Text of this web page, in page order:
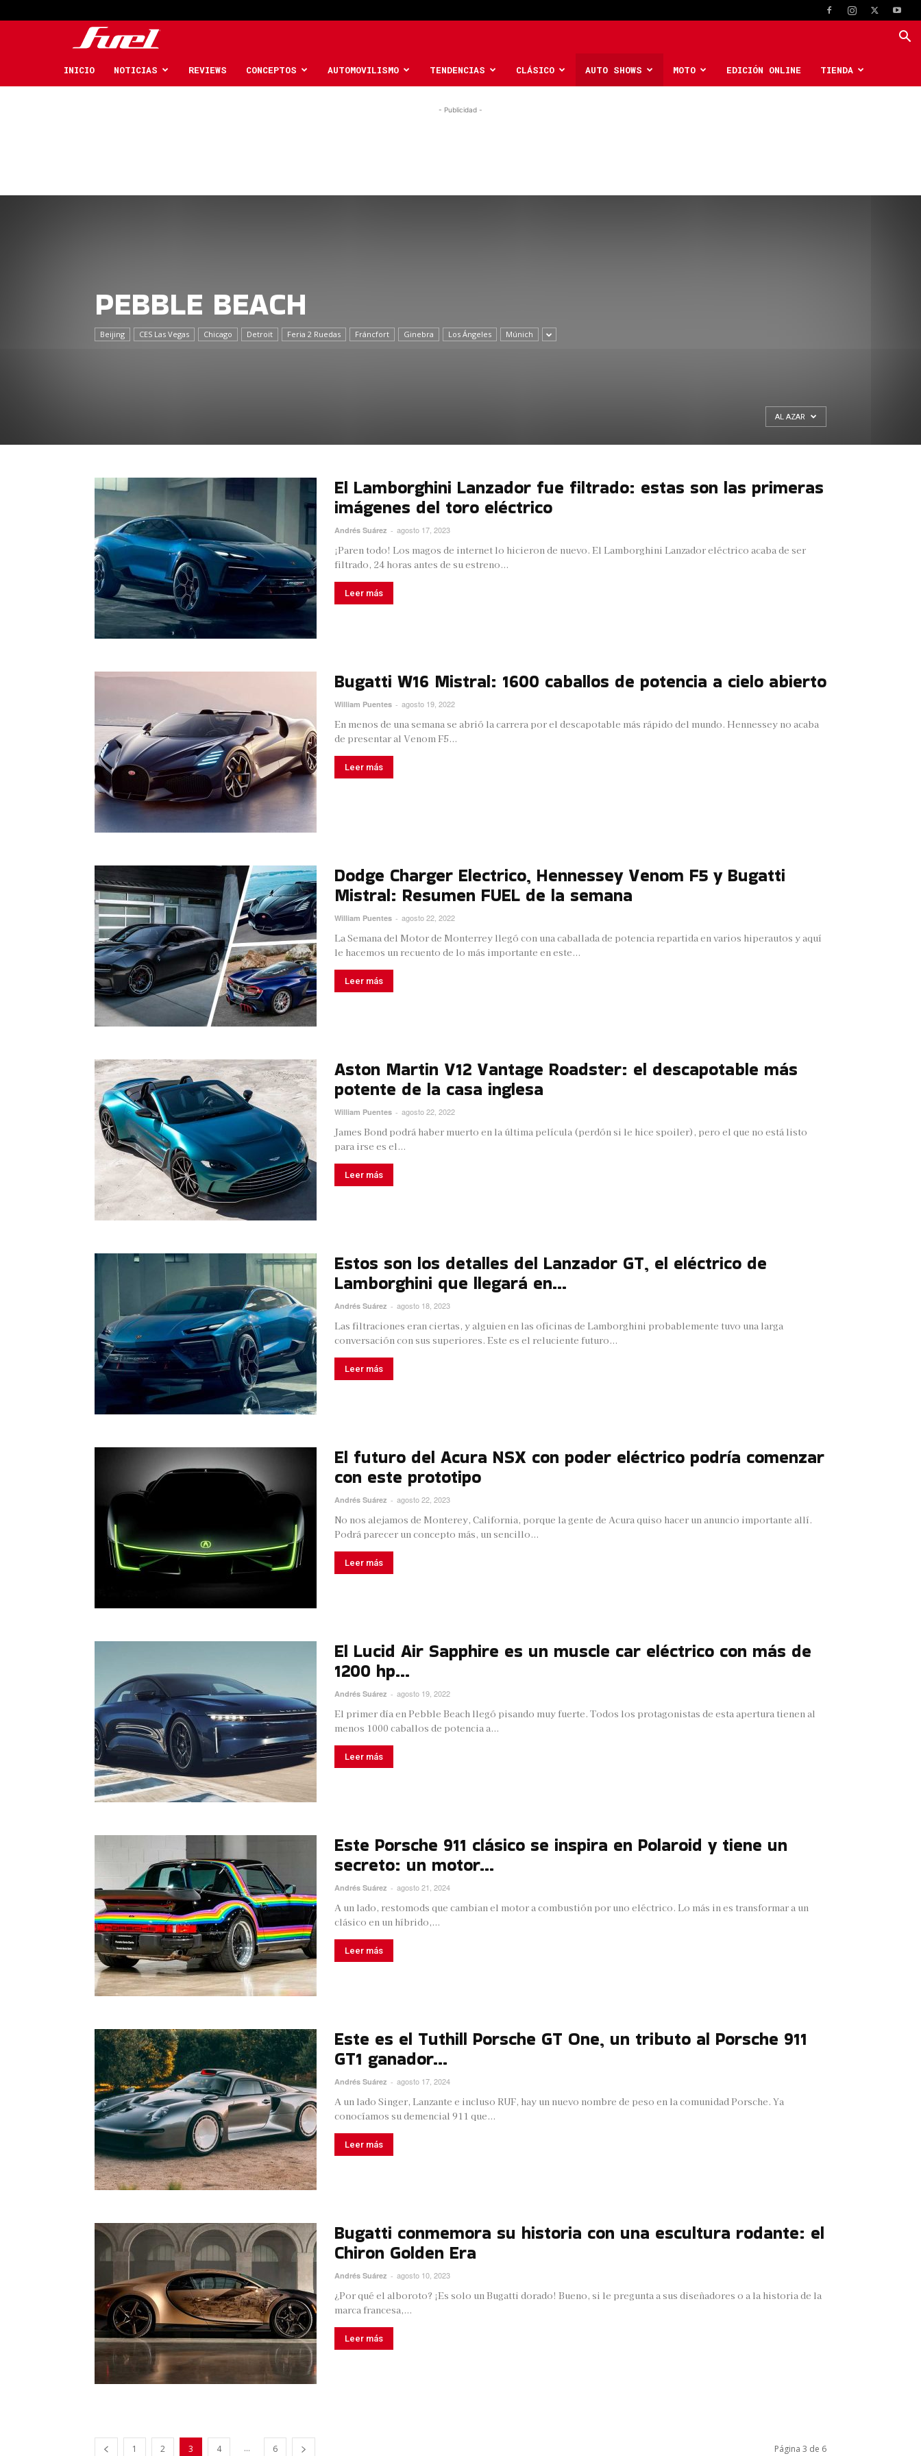
Car
INICIO NOTICIAS REVIEWS CONCEPTOS AUTOMOVILISMO TENDENCIAS CLÁSICO AUTO SHOWS MOTO EDICIÓN ONLINE TIENDA
- Publicidad -
PEBBLE BEACH
Beijing CES Las Vegas Chicago Detroit Feria 2 Ruedas Fráncfort Ginebra Los Ángeles Múnich
AL AZAR
El Lamborghini Lanzador fue filtrado: estas son las primeras
imágenes del toro eléctrico
Andrés Suárez - agosto 17, 2023
¡Paren todo! Los magos de internet lo hicieron de nuevo. El Lamborghini Lanzador eléctrico acaba de ser
filtrado, 24 horas antes de su estreno...
Leer más
Bugatti W16 Mistral: 1600 caballos de potencia a cielo abierto
William Puentes - agosto 19, 2022
En menos de una semana se abrió la carrera por el descapotable más rápido del mundo. Hennessey no acaba
de presentar al Venom F5...
Leer más
Dodge Charger Electrico, Hennessey Venom F5 y Bugatti
Mistral: Resumen FUEL de la semana
William Puentes - agosto 22, 2022
La Semana del Motor de Monterrey llegó con una caballada de potencia repartida en varios hiperautos y aquí
le hacemos un recuento de lo más importante en este...
Leer más
Aston Martin V12 Vantage Roadster: el descapotable más
potente de la casa inglesa
William Puentes - agosto 22, 2022
James Bond podrá haber muerto en la última película (perdón si le hice spoiler), pero el que no está listo
para irse es el...
Leer más
Estos son los detalles del Lanzador GT, el eléctrico de
Lamborghini que llegará en...
Andrés Suárez - agosto 18, 2023
Las filtraciones eran ciertas, y alguien en las oficinas de Lamborghini probablemente tuvo una larga
conversación con sus superiores. Este es el reluciente futuro...
Leer más
El futuro del Acura NSX con poder eléctrico podría comenzar
con este prototipo
Andrés Suárez - agosto 22, 2023
No nos alejamos de Monterey, California, porque la gente de Acura quiso hacer un anuncio importante allí.
Podrá parecer un concepto más, un sencillo...
Leer más
El Lucid Air Sapphire es un muscle car eléctrico con más de
1200 hp...
Andrés Suárez - agosto 19, 2022
El primer día en Pebble Beach llegó pisando muy fuerte. Todos los protagonistas de esta apertura tienen al
menos 1000 caballos de potencia a...
Leer más
Este Porsche 911 clásico se inspira en Polaroid y tiene un
secreto: un motor...
Andrés Suárez - agosto 21, 2024
A un lado, restomods que cambian el motor a combustión por uno eléctrico. Lo más in es transformar a un
clásico en un híbrido,...
Leer más
Este es el Tuthill Porsche GT One, un tributo al Porsche 911
GT1 ganador...
Andrés Suárez - agosto 17, 2024
A un lado Singer, Lanzante e incluso RUF, hay un nuevo nombre de peso en la comunidad Porsche. Ya
conocíamos su demencial 911 que...
Leer más
Bugatti conmemora su historia con una escultura rodante: el
Chiron Golden Era
Andrés Suárez - agosto 10, 2023
¿Por qué el alboroto? ¡Es solo un Bugatti dorado! Bueno, si le pregunta a sus diseñadores o a la historia de la
marca francesa,...
Leer más
1 2 3 4 ... 6 Página 3 de 6